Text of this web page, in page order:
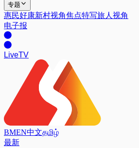
专题
惠民好康新村视角焦点特写旅人视角
电子报
LiveTV
BMEN中文தமிழ்
最新